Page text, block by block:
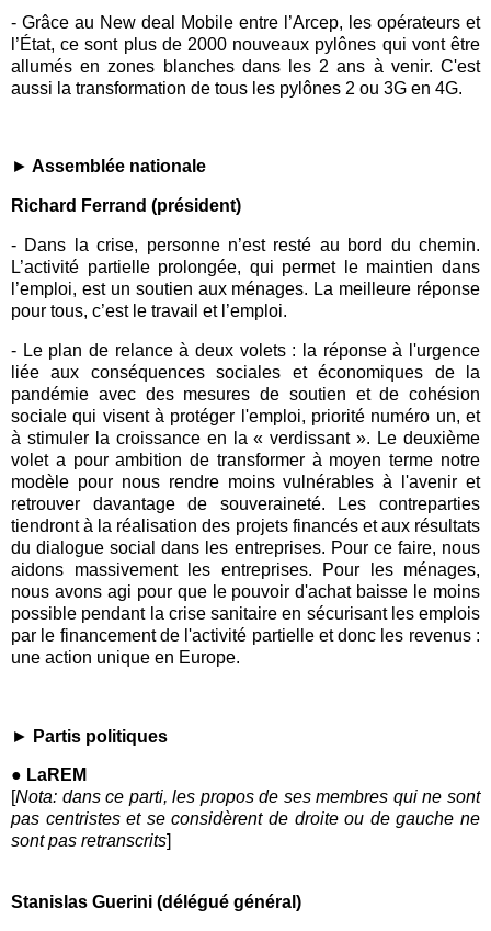
- Grâce au New deal Mobile entre l’Arcep, les opérateurs et
l’État, ce sont plus de 2000 nouveaux pylônes qui vont être
allumés en zones blanches dans les 2 ans à venir. C'est
aussi la transformation de tous les pylônes 2 ou 3G en 4G.
► Assemblée nationale
Richard Ferrand (président)
- Dans la crise, personne n’est resté au bord du chemin.
L’activité partielle prolongée, qui permet le maintien dans
l’emploi, est un soutien aux ménages. La meilleure réponse
pour tous, c’est le travail et l’emploi.
- Le plan de relance à deux volets : la réponse à l'urgence
liée aux conséquences sociales et économiques de la
pandémie avec des mesures de soutien et de cohésion
sociale qui visent à protéger l'emploi, priorité numéro un, et
à stimuler la croissance en la « verdissant ». Le deuxième
volet a pour ambition de transformer à moyen terme notre
modèle pour nous rendre moins vulnérables à l'avenir et
retrouver davantage de souveraineté. Les contreparties
tiendront à la réalisation des projets financés et aux résultats
du dialogue social dans les entreprises. Pour ce faire, nous
aidons massivement les entreprises. Pour les ménages,
nous avons agi pour que le pouvoir d'achat baisse le moins
possible pendant la crise sanitaire en sécurisant les emplois
par le financement de l'activité partielle et donc les revenus :
une action unique en Europe.
► Partis politiques
● LaREM
[Nota: dans ce parti, les propos de ses membres qui ne sont
pas centristes et se considèrent de droite ou de gauche ne
sont pas retranscrits]
Stanislas Guerini (délégué général)